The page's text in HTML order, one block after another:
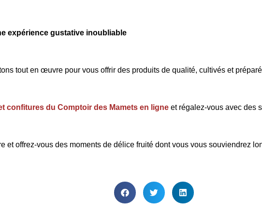
expérience gustative inoubliable
tout en œuvre pour vous offrir des produits de qualité, cultivés et
confitures du Comptoir des Mamets en ligne et régalez-vous avec des
et offrez-vous des moments de délice fruité dont vous vous souviendrez